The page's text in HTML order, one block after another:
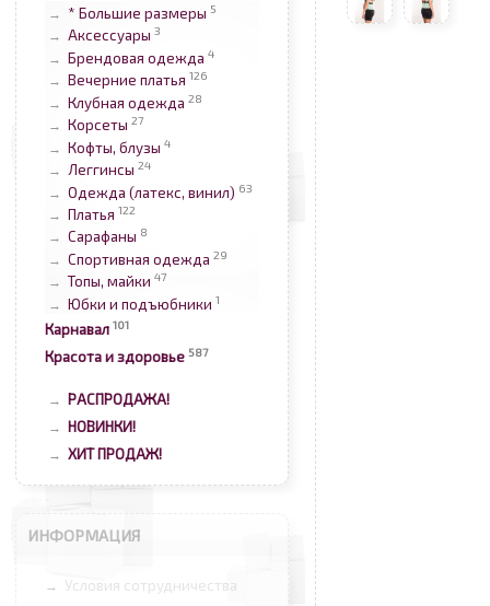
→ * Большие размеры 5
→ Аксессуары 3
→ Брендовая одежда 4
→ Вечерние платья 126
→ Клубная одежда 28
→ Корсеты 27
→ Кофты, блузы 4
→ Леггинсы 24
→ Одежда (латекс, винил) 63
→ Платья 122
→ Сарафаны 8
→ Спортивная одежда 29
→ Топы, майки 47
→ Юбки и подъюбники 1
Карнавал 101
Красота и здоровье 587
→ РАСПРОДАЖА!
→ НОВИНКИ!
→ ХИТ ПРОДАЖ!
ИНФОРМАЦИЯ
→ Условия сотрудничества